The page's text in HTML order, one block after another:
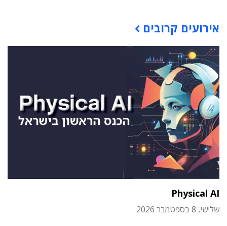
אירועים קרובים
Physical AI
שלישי, 8 בספטמבר 2026